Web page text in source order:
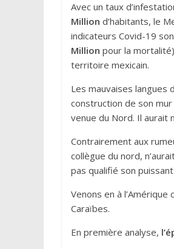
Avec un taux
Million d’habitants, le
indicateurs Covid-19
Million pour la
territoire mexicain.
Les mauvaises langues
construction de son
venue du Nord. Il aurait
Contrairement aux
collègue du nord,
pas qualifié son
Venons en à
Caraïbes.
En première analyse,